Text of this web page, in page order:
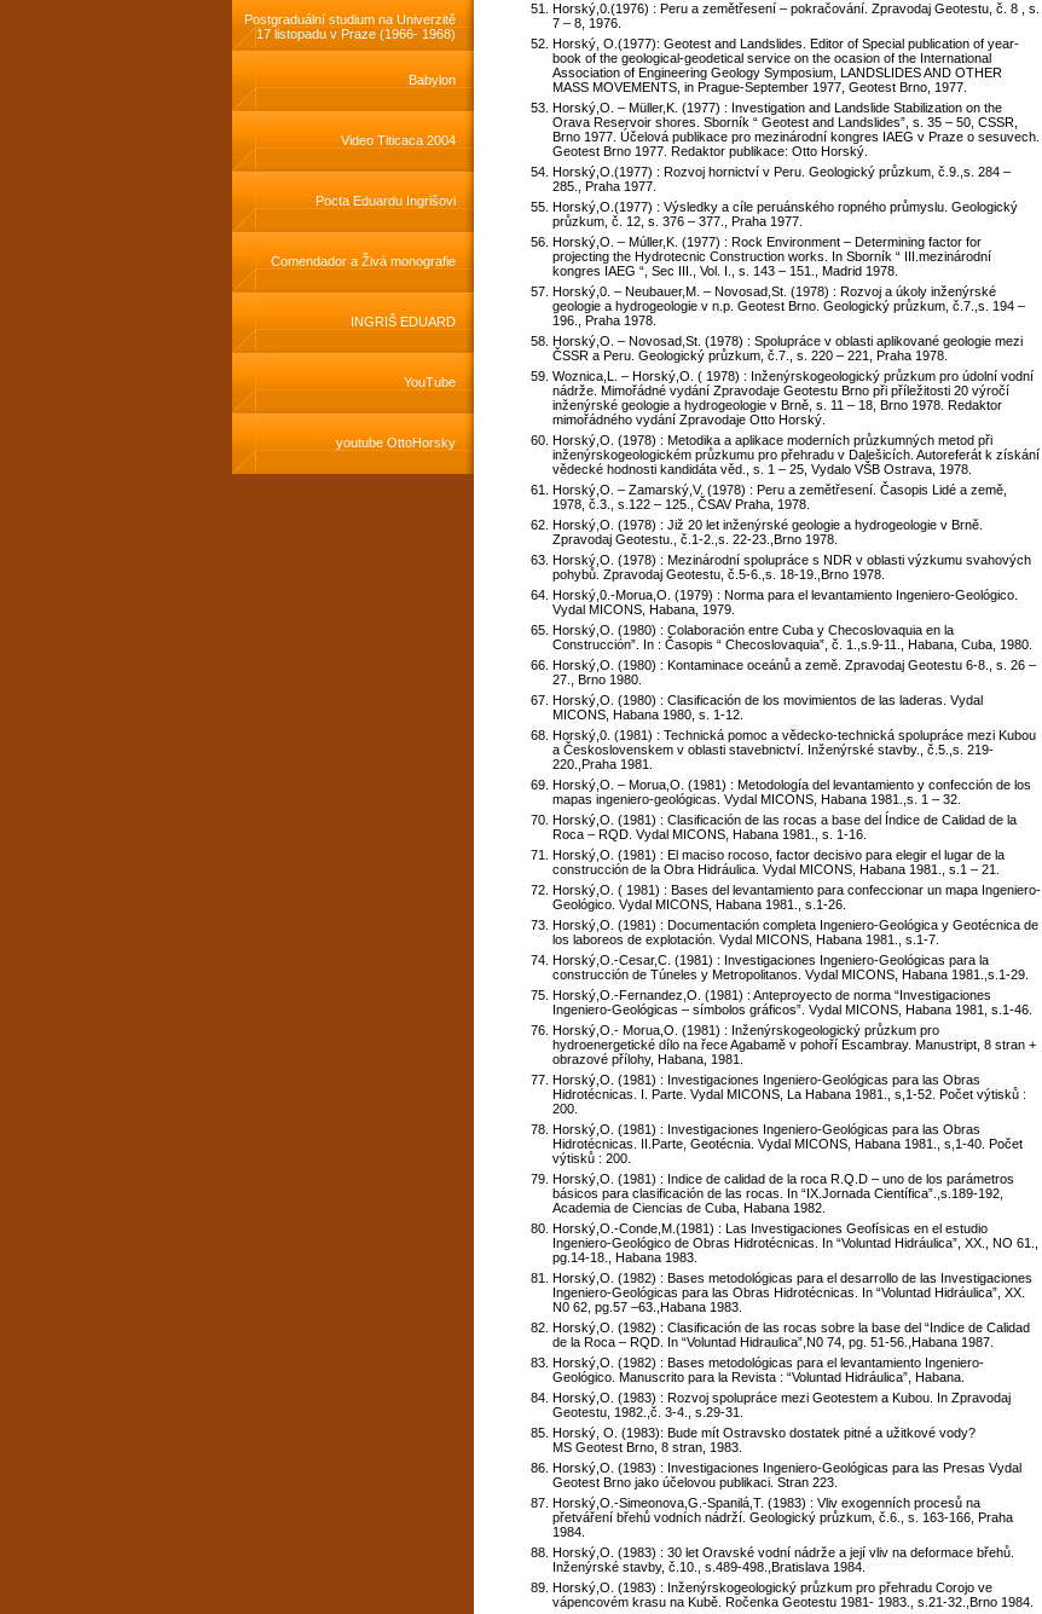
Postgraduální studium na Univerzitě
17 listopadu v Praze (1966- 1968)
Babylon
Video Titicaca 2004
Pocta Eduardu Ingrišovi
Comendador a Živá monografie
INGRIŠ EDUARD
YouTube
youtube OttoHorsky
Horský,0.(1976) : Peru a zemětřesení – pokračování. Zpravodaj Geotestu, č. 8 , s.
7 – 8, 1976.
Horský, O.(1977): Geotest and Landslides. Editor of Special publication of year-
book of the geological-geodetical service on the ocasion of the International
Association of Engineering Geology Symposium, LANDSLIDES AND OTHER
MASS MOVEMENTS, in Prague-September 1977, Geotest Brno, 1977.
Horský,O. – Müller,K. (1977) : Investigation and Landslide Stabilization on the
Orava Reservoir shores. Sborník “ Geotest and Landslides”, s. 35 – 50, CSSR,
Brno 1977. Účelová publikace pro mezinárodní kongres IAEG v Praze o sesuvech.
Geotest Brno 1977. Redaktor publikace: Otto Horský.
Horský,O.(1977) : Rozvoj hornictví v Peru. Geologický průzkum, č.9.,s. 284 –
285., Praha 1977.
Horský,O.(1977) : Výsledky a cíle peruánského ropného průmyslu. Geologický
průzkum, č. 12, s. 376 – 377., Praha 1977.
Horský,O. – Múller,K. (1977) : Rock Environment – Determining factor for
projecting the Hydrotecnic Construction works. In Sborník “ III.mezinárodní
kongres IAEG “, Sec III., Vol. I., s. 143 – 151., Madrid 1978.
Horský,0. – Neubauer,M. – Novosad,St. (1978) : Rozvoj a úkoly inženýrské
geologie a hydrogeologie v n.p. Geotest Brno. Geologický průzkum, č.7.,s. 194 –
196., Praha 1978.
Horský,O. – Novosad,St. (1978) : Spolupráce v oblasti aplikované geologie mezi
ČSSR a Peru. Geologický průzkum, č.7., s. 220 – 221, Praha 1978.
Woznica,L. – Horský,O. ( 1978) : Inženýrskogeologický průzkum pro údolní vodní
nádrže. Mimořádné vydání Zpravodaje Geotestu Brno při příležitosti 20 výročí
inženýrské geologie a hydrogeologie v Brně, s. 11 – 18, Brno 1978. Redaktor
mimořádného vydání Zpravodaje Otto Horský.
Horský,O. (1978) : Metodika a aplikace moderních průzkumných metod při
inženýrskogeologickém průzkumu pro přehradu v Dalešicích. Autoreferát k získání
vědecké hodnosti kandidáta věd., s. 1 – 25, Vydalo VŠB Ostrava, 1978.
Horský,O. – Zamarský,V. (1978) : Peru a zemětřesení. Časopis Lidé a země,
1978, č.3., s.122 – 125., ČSAV Praha, 1978.
Horský,O. (1978) : Již 20 let inženýrské geologie a hydrogeologie v Brně.
Zpravodaj Geotestu., č.1-2.,s. 22-23.,Brno 1978.
Horský,O. (1978) : Mezinárodní spolupráce s NDR v oblasti výzkumu svahových
pohybů. Zpravodaj Geotestu, č.5-6.,s. 18-19.,Brno 1978.
Horský,0.-Morua,O. (1979) : Norma para el levantamiento Ingeniero-Geológico.
Vydal MICONS, Habana, 1979.
Horský,O. (1980) : Colaboración entre Cuba y Checoslovaquia en la
Construcción”. In : Časopis “ Checoslovaquia”, č. 1.,s.9-11., Habana, Cuba, 1980.
Horský,O. (1980) : Kontaminace oceánů a země. Zpravodaj Geotestu 6-8., s. 26 –
27., Brno 1980.
Horský,O. (1980) : Clasificación de los movimientos de las laderas. Vydal
MICONS, Habana 1980, s. 1-12.
Horský,0. (1981) : Technická pomoc a vědecko-technická spolupráce mezi Kubou
a Československem v oblasti stavebnictví. Inženýrské stavby., č.5.,s. 219-
220.,Praha 1981.
Horský,O. – Morua,O. (1981) : Metodología del levantamiento y confección de los
mapas ingeniero-geológicas. Vydal MICONS, Habana 1981.,s. 1 – 32.
Horský,O. (1981) : Clasificación de las rocas a base del Índice de Calidad de la
Roca – RQD. Vydal MICONS, Habana 1981., s. 1-16.
Horský,O. (1981) : El maciso rocoso, factor decisivo para elegir el lugar de la
construcción de la Obra Hidráulica. Vydal MICONS, Habana 1981., s.1 – 21.
Horský,O. ( 1981) : Bases del levantamiento para confeccionar un mapa Ingeniero-
Geológico. Vydal MICONS, Habana 1981., s.1-26.
Horský,O. (1981) : Documentación completa Ingeniero-Geológica y Geotécnica de
los laboreos de explotación. Vydal MICONS, Habana 1981., s.1-7.
Horský,O.-Cesar,C. (1981) : Investigaciones Ingeniero-Geológicas para la
construcción de Túneles y Metropolitanos. Vydal MICONS, Habana 1981.,s.1-29.
Horský,O.-Fernandez,O. (1981) : Anteproyecto de norma “Investigaciones
Ingeniero-Geológicas – símbolos gráficos”. Vydal MICONS, Habana 1981, s.1-46.
Horský,O.- Morua,O. (1981) : Inženýrskogeologický průzkum pro
hydroenergetické dílo na řece Agabamě v pohoří Escambray. Manustript, 8 stran +
obrazové přílohy, Habana, 1981.
Horský,O. (1981) : Investigaciones Ingeniero-Geológicas para las Obras
Hidrotécnicas. I. Parte. Vydal MICONS, La Habana 1981., s,1-52. Počet výtisků :
200.
Horský,O. (1981) : Investigaciones Ingeniero-Geológicas para las Obras
Hidrotécnicas. II.Parte, Geotécnia. Vydal MICONS, Habana 1981., s,1-40. Počet
výtisků : 200.
Horský,O. (1981) : Indice de calidad de la roca R.Q.D – uno de los parámetros
básicos para clasificación de las rocas. In “IX.Jornada Científica”.,s.189-192,
Academia de Ciencias de Cuba, Habana 1982.
Horský,O.-Conde,M.(1981) : Las Investigaciones Geofísicas en el estudio
Ingeniero-Geológico de Obras Hidrotécnicas. In “Voluntad Hidráulica”, XX., NO 61.,
pg.14-18., Habana 1983.
Horský,O. (1982) : Bases metodológicas para el desarrollo de las Investigaciones
Ingeniero-Geológicas para las Obras Hidrotécnicas. In “Voluntad Hidráulica”, XX.
N0 62, pg.57 –63.,Habana 1983.
Horský,O. (1982) : Clasificación de las rocas sobre la base del “Indice de Calidad
de la Roca – RQD. In “Voluntad Hidraulica”,N0 74, pg. 51-56.,Habana 1987.
Horský,O. (1982) : Bases metodológicas para el levantamiento Ingeniero-
Geológico. Manuscrito para la Revista : “Voluntad Hidráulica”, Habana.
Horský,O. (1983) : Rozvoj spolupráce mezi Geotestem a Kubou. In Zpravodaj
Geotestu, 1982.,č. 3-4., s.29-31.
Horský, O. (1983): Bude mít Ostravsko dostatek pitné a užitkové vody?
MS Geotest Brno, 8 stran, 1983.
Horský,O. (1983) : Investigaciones Ingeniero-Geológicas para las Presas Vydal
Geotest Brno jako účelovou publikaci. Stran 223.
Horský,O.-Simeonova,G.-Spanilá,T. (1983) : Vliv exogenních procesů na
přetváření břehů vodních nádrží. Geologický průzkum, č.6., s. 163-166, Praha
1984.
Horský,O. (1983) : 30 let Oravské vodní nádrže a její vliv na deformace břehů.
Inženýrské stavby, č.10., s.489-498.,Bratislava 1984.
Horský,O. (1983) : Inženýrskogeologický průzkum pro přehradu Corojo ve
vápencovém krasu na Kubě. Ročenka Geotestu 1981- 1983., s.21-32.,Brno 1984.